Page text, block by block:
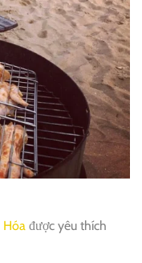
Hóa được yêu thích